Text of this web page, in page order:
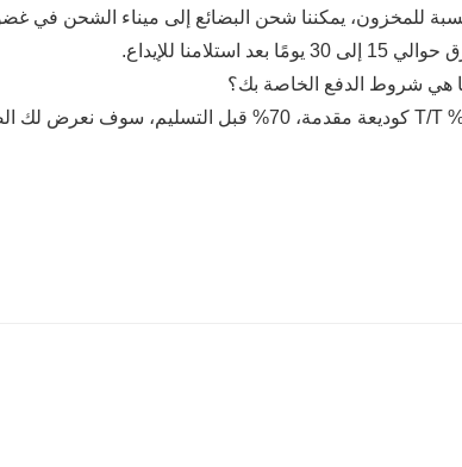
يومًا بعد استلامنا للإيداع.
شروط الدفع الخاصة بك؟